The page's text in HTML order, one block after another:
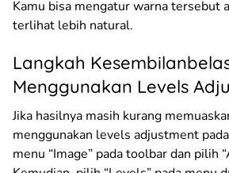
Kamu bisa mengatur warna tersebut
terlihat lebih natural.
Langkah
Menggunakan Levels
Jika hasilnya masih kurang
menggunakan levels adjustment
menu “Image” pada toolbar dan pilih